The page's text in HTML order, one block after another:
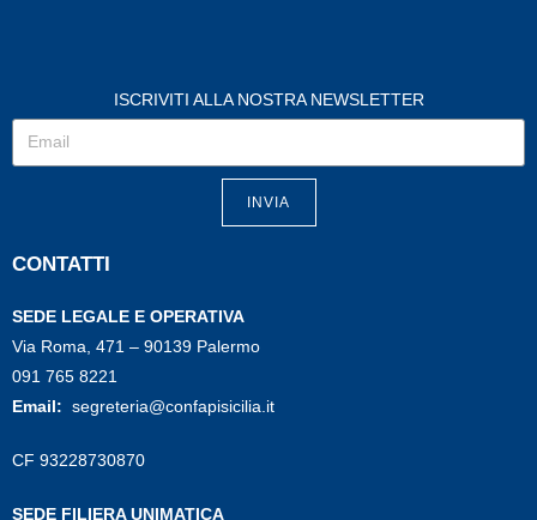
ISCRIVITI ALLA NOSTRA NEWSLETTER
INVIA
CONTATTI
SEDE LEGALE E OPERATIVA
Via Roma, 471 – 90139 Palermo
091 765 8221
Email: segreteria@confapisicilia.it
CF 93228730870
SEDE FILIERA UNIMATICA